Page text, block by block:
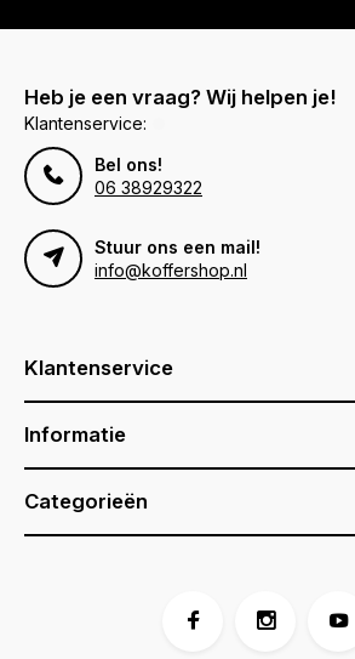
Heb je een vraag? Wij helpen je!
Klantenservice:
Bel ons!
06 38929322
Stuur ons een mail!
info@koffershop.nl
Klantenservice
Informatie
Categorieën